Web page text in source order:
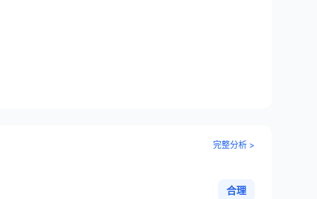
完整分析 >
合理